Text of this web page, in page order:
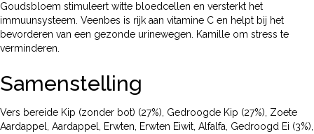
Goudsbloem stimuleert witte bloedcellen en versterkt het
immuunsysteem. Veenbes is rijk aan vitamine C en helpt bij het
bevorderen van een gezonde urinewegen. Kamille om stress te
verminderen.
Samenstelling
Vers bereide Kip (zonder bot) (27%), Gedroogde Kip (27%), Zoete
Aardappel, Aardappel, Erwten, Erwten Eiwit, Alfalfa, Gedroogd Ei (3%),